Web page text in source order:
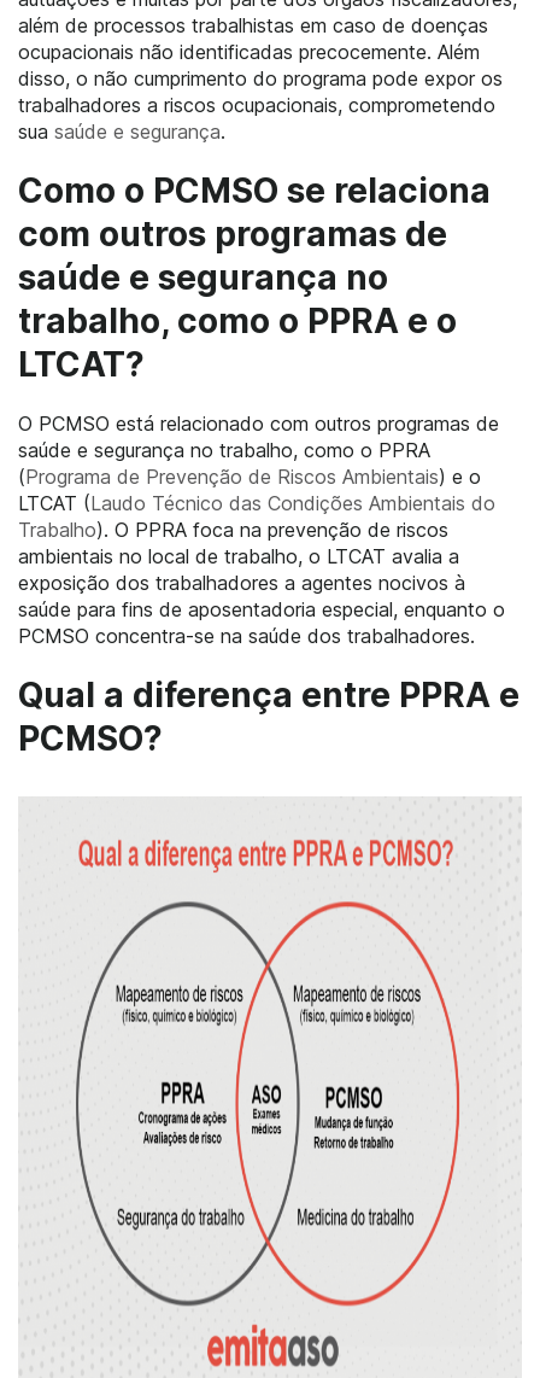
além de processos trabalhistas em caso de doenças
ocupacionais não identificadas precocemente. Além
disso, o não cumprimento do programa pode expor os
trabalhadores a riscos ocupacionais, comprometendo
sua saúde e segurança.
Como o PCMSO se relaciona
com outros programas de
saúde e segurança no
trabalho, como o PPRA e o
LTCAT?
O PCMSO está relacionado com outros programas de
saúde e segurança no trabalho, como o PPRA
(Programa de Prevenção de Riscos Ambientais) e o
LTCAT (Laudo Técnico das Condições Ambientais do
Trabalho). O PPRA foca na prevenção de riscos
ambientais no local de trabalho, o LTCAT avalia a
exposição dos trabalhadores a agentes nocivos à
saúde para fins de aposentadoria especial, enquanto o
PCMSO concentra-se na saúde dos trabalhadores.
Qual a diferença entre PPRA e
PCMSO?